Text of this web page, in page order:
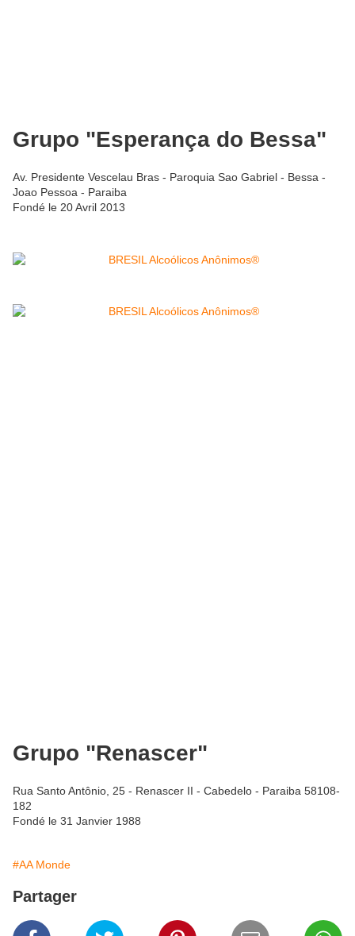
Grupo "Esperança do Bessa"
Av. Presidente Vescelau Bras - Paroquia Sao Gabriel - Bessa -
Joao Pessoa - Paraiba
Fondé le 20 Avril 2013
Grupo "Renascer"
Rua Santo Antônio, 25 - Renascer II - Cabedelo - Paraiba 58108-
182
Fondé le 31 Janvier 1988
#AA Monde
Partager